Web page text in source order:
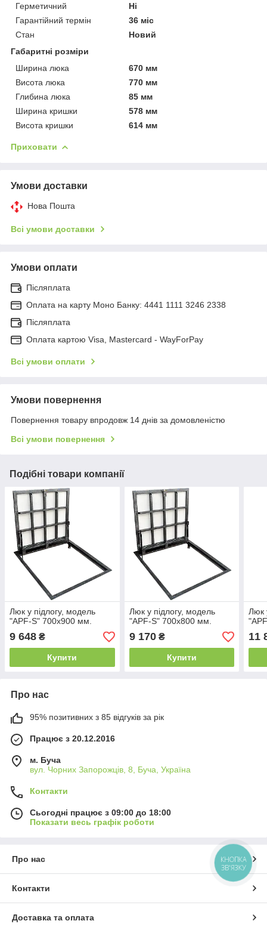
Герметичний
Ні
Гарантійний термін
36 міс
Стан
Новий
Габаритні розміри
Ширина люка
670 мм
Висота люка
770 мм
Глибина люка
85 мм
Ширина кришки
578 мм
Висота кришки
614 мм
Приховати
Умови доставки
Нова Пошта
Всі умови доставки
Умови оплати
Післяплата
Оплата на карту Моно Банку: 4441 1111 3246 2338
Післяплата
Оплата картою Visa, Mastercard - WayForPay
Всі умови оплати
Умови повернення
Повернення товару впродовж 14 днів за домовленістю
Всі умови повернення
Подібні товари компанії
Люк у підлогу, модель
"APF-S" 700х900 мм.
9 648 ₴
Купити
Люк у підлогу, модель
"APF-S" 700х800 мм.
9 170₴
Купити
Люк
11
Про нас
95% позитивних з 85 відгуків за рік
Працює з 20.12.2016
м. Буча
вул. Чорних Запорожців, 8, Буча, Україна
Контакти
Сьогодні працює з 09:00 до 18:00
Показати весь графік роботи
Про нас
Контакти
Доставка та оплата
КНОПКА
ЗВ'ЯЗКУ